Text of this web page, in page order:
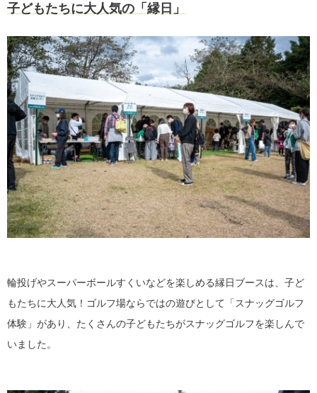
子どもたちに大人気の「縁日」
輪投げやスーパーボールすくいなどを楽しめる縁日ブースは、子ど
もたちに大人気！ゴルフ場ならではの遊びとして「スナッグゴルフ
体験」があり、たくさんの子どもたちがスナッグゴルフを楽しんで
いました。